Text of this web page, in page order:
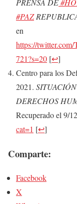
PRENSA DE
#PAZ
en
https://twitter.com/
721?s=20 [↩]
Centro para los
2021.
DERECHOS
Recuperado el 9/
cat=1 [↩]
Comparte:
Facebook
X